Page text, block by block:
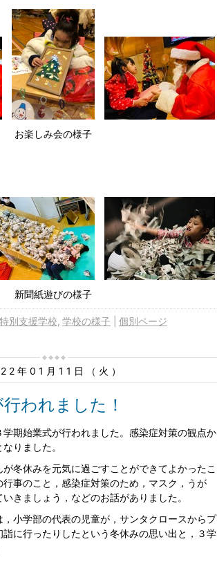
お楽しみ会の様子
新聞紙遊びの様子
別支援学校 学校の様子 個別ページ
年01月11日（火）
われました！
期始業式が行われました。感染症対策の観点か
りました。
冬休みを元気に過ごすことができてよかったこ
事のこと，感染症対策のため，マスク，うが
きましょう，などのお話がありました。
小学部の代表の児童が，サンタクロースからプ
に行ったりしたという冬休みの思い出と，３学